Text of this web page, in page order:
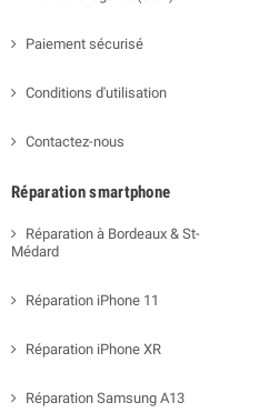
Paiement sécurisé
Conditions d'utilisation
Contactez-nous
Réparation smartphone
Réparation à Bordeaux & St-
Médard
Réparation iPhone 11
Réparation iPhone XR
Réparation Samsung A13